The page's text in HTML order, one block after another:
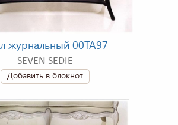
журнальный 00TA97
SEVEN SEDIE
Добавить в блокнот